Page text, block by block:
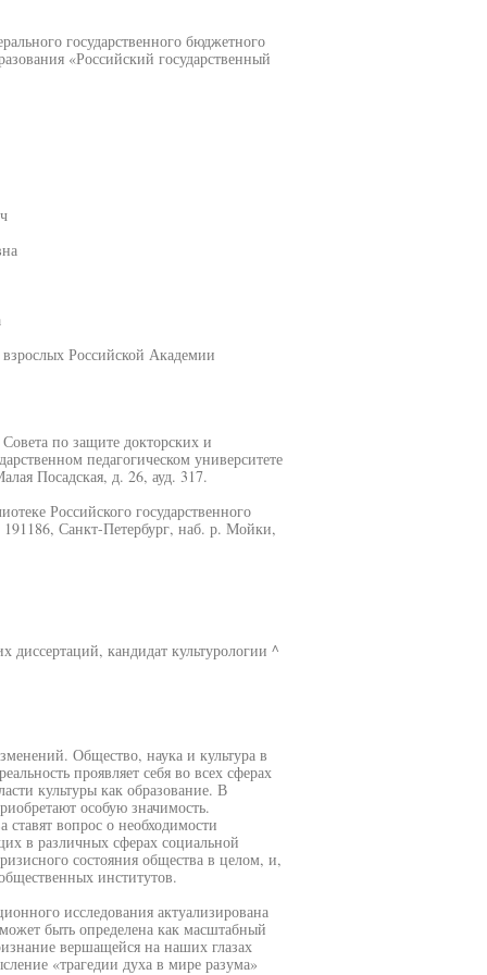
государственного бюджетного
«Российский государственный
Российской Академии
по защите докторских и
педагогическом университете
Посадская, д. 26, ауд. 317.
Российского государственного
Санкт-Петербург, наб. р. Мойки,
диссертаций, кандидат культурологии ^
Общество, наука и культура в
проявляет себя во всех сферах
культуры как образование. В
особую значимость.
вопрос о необходимости
в различных сферах социальной
состояния общества в целом, и,
институтов.
исследования актуализирована
быть определена как масштабный
вершащейся на наших глазах
«трагедии духа в мире разума»